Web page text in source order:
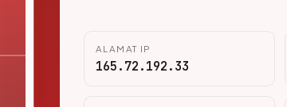
ALAMAT IP
165.72.192.33